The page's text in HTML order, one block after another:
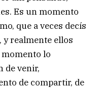
Es un momento
que a veces decís
y realmente ellos
lo
de venir,
de compartir, de